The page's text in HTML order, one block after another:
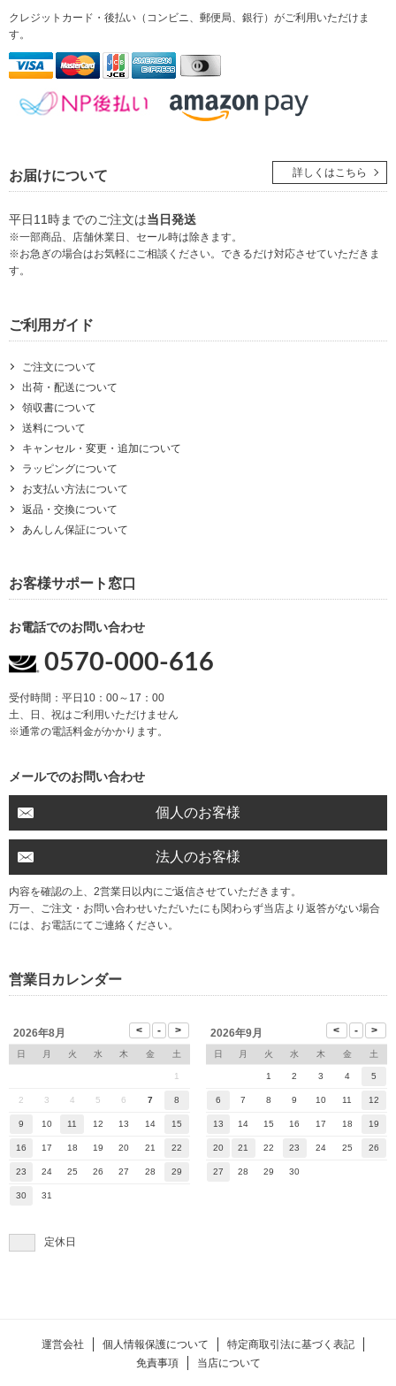
クレジットカード・後払い（コンビニ、郵便局、銀行） がご利用いただけま
す。
お届けについて
平日11時までのご注文は当日発送
※一部商品、店舗休業日、セール時は除きます。
※お急ぎの場合はお気軽にご相談ください。できるだけ対応させていただきま
す。
詳しくはこちら
ご利用ガイド
ご注文について
出荷・配送について
領収書について
送料について
キャンセル・変更・追加について
ラッピングについて
お支払い方法について
返品・交換について
あんしん保証について
お客様サポート窓口
お電話でのお問い合わせ
0570-000-616
受付時間：平日10：00～17：00
土、日、祝はご利用いただけません
※通常の電話料金がかかります。
メールでのお問い合わせ
個人のお客様
法人のお客様
内容を確認の上、2営業日以内にご返信させていただきます。
万一、ご注文・お問い合わせいただいたにも関わらず当店より返答がない場合
には、お電話にてご連絡ください。
営業日カレンダー
2026年8月
日 月 火 水 木 金 土
1
2 3 4 5 6 7 8
9 10 11 12 13 14 15
16 17 18 19 20 21 22
23 24 25 26 27 28 29
30 31
2026年9月
日 月 火 水 木 金 土
1 2 3 4 5
6 7 8 9 10 11 12
13 14 15 16 17 18 19
20 21 22 23 24 25 26
27 28 29 30
定休日
運営会社 個人情報保護について
特定商取引法に基づく表記
免責事項
当店について